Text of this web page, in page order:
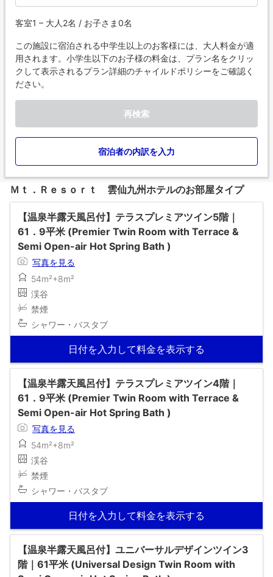
客室1 – 大人2名 / お子さま0名
この施設に宿泊される中学生以上のお客様には、大人料金が適
用されます。小学生以下のお子様の料金は、プラン名をクリッ
クして表示されるプラン詳細のチャイルドポリシーをご確認く
ださい。
再検索
宿泊者の内訳を入力
Ｍｔ．Ｒｅｓｏｒｔ 雲仙九州ホテルのお部屋タイプ
【温泉半露天風呂付】テラスプレミアツイン5階｜
61．9平米 (Premier Twin Room with Terrace &
Semi Open-air Hot Spring Bath )
写真を見る
54m²+8m²
渓谷
禁煙
シャワー・バスタブ
日付を入力して料金を表示する
【温泉半露天風呂付】テラスプレミアツイン4階｜
61．9平米 (Premier Twin Room with Terrace &
Semi Open-air Hot Spring Bath )
写真を見る
54m²+8m²
渓谷
禁煙
シャワー・バスタブ
日付を入力して料金を表示する
【温泉半露天風呂付】ユニバーサルデザインツイン3
階｜61平米 (Universal Design Twin Room with